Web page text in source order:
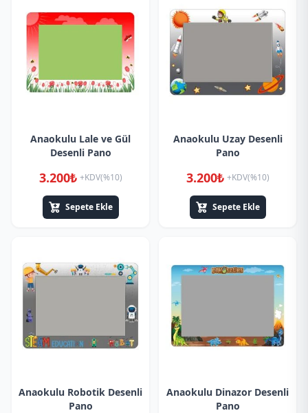
Anaokulu Lale ve Gül
Desenli Pano
3.200₺ +KDV(%10)
Sepete Ekle
Anaokulu Uzay Desenli
Pano
3.200₺ +KDV(%10)
Sepete Ekle
Anaokulu Robotik Desenli
Pano
Anaokulu Dinazor Desenli
Pano